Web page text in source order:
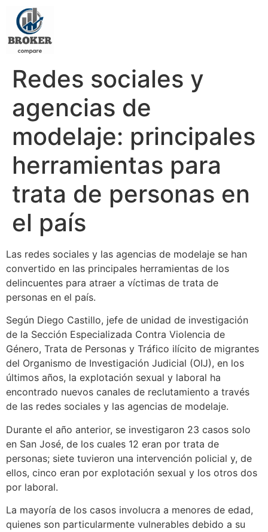
Redes sociales y
agencias de
modelaje: principales
herramientas para
trata de personas en
el país
Las redes sociales y las agencias de modelaje se han
convertido en las principales herramientas de los
delincuentes para atraer a víctimas de trata de
personas en el país.
Según Diego Castillo, jefe de unidad de investigación
de la Sección Especializada Contra Violencia de
Género, Trata de Personas y Tráfico ilícito de migrantes
del Organismo de Investigación Judicial (OIJ), en los
últimos años, la explotación sexual y laboral ha
encontrado nuevos canales de reclutamiento a través
de las redes sociales y las agencias de modelaje.
Durante el año anterior, se investigaron 23 casos solo
en San José, de los cuales 12 eran por trata de
personas; siete tuvieron una intervención policial y, de
ellos, cinco eran por explotación sexual y los otros dos
por laboral.
La mayoría de los casos involucra a menores de edad,
quienes son particularmente vulnerables debido a su